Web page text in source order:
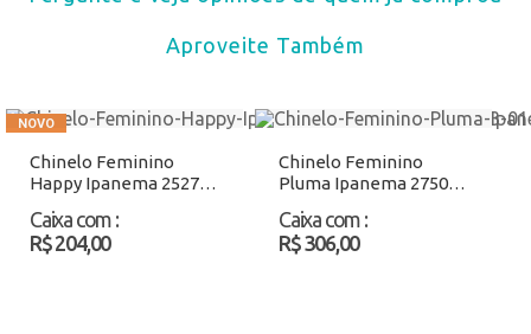
Aproveite Também
Chinelo Feminino
Happy Ipanema 25279
Caixa com :
R$ 204,00
Chinelo Feminino
Pluma Ipanema 27507
Caixa com :
R$ 306,00